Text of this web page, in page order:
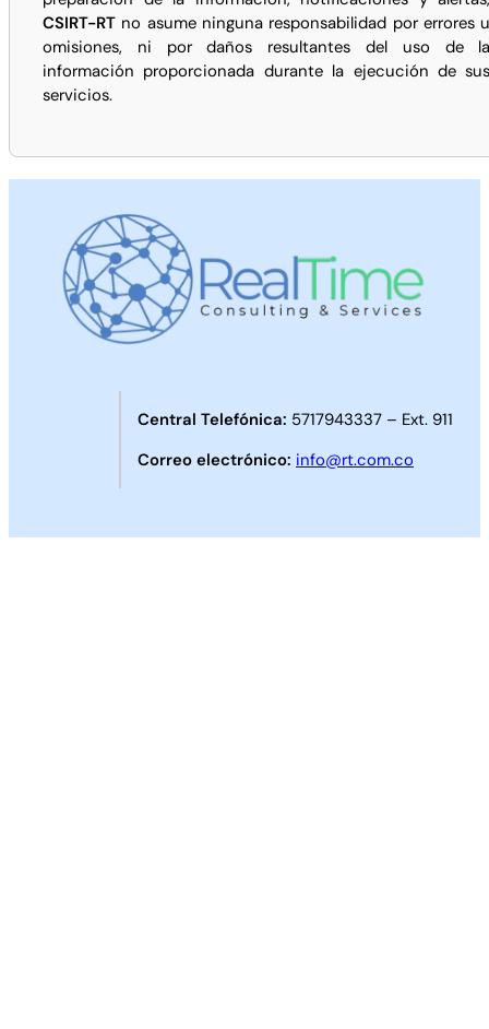
CSIRT-RT no asume ninguna responsabilidad por errores
omisiones, ni por daños resultantes del uso de
información proporcionada durante la ejecución de
servicios.
Central Telefónica: 5717943337 – Ext. 911
Correo electrónico: info@rt.com.co